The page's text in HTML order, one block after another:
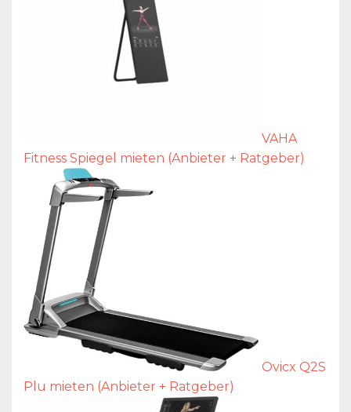
VAHA
Fitness Spiegel mieten (Anbieter + Ratgeber)
Ovicx Q2S
Plu mieten (Anbieter + Ratgeber)